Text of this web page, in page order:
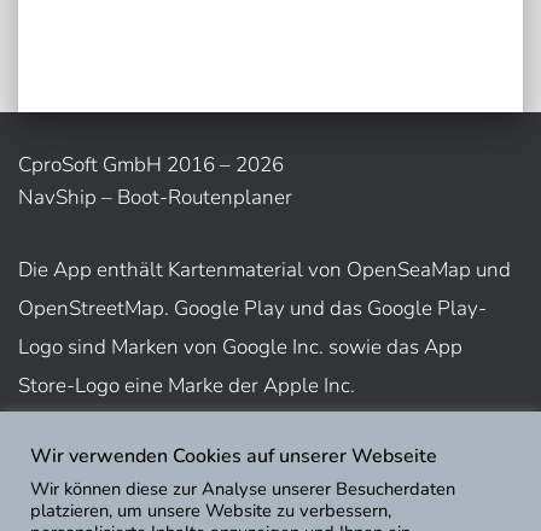
CproSoft GmbH 2016 – 2026
NavShip – Boot-Routenplaner
Die App enthält Kartenmaterial von OpenSeaMap und
OpenStreetMap. Google Play und das Google Play-
Logo sind Marken von Google Inc. sowie das App
Store-Logo eine Marke der Apple Inc.
Nutzungsbedingungen
Impressum
Wir verwenden Cookies auf unserer Webseite
Wir können diese zur Analyse unserer Besucherdaten
platzieren, um unsere Website zu verbessern,